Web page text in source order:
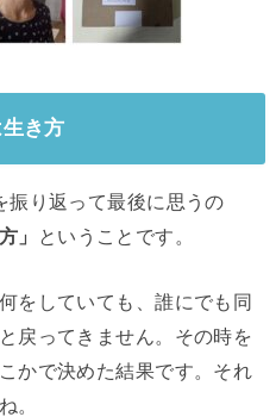
き方
振り返って最後に思うの
」 ということです。
をしていても、誰にでも同
戻ってきません。その時を
かで決めた結果です。それ
。